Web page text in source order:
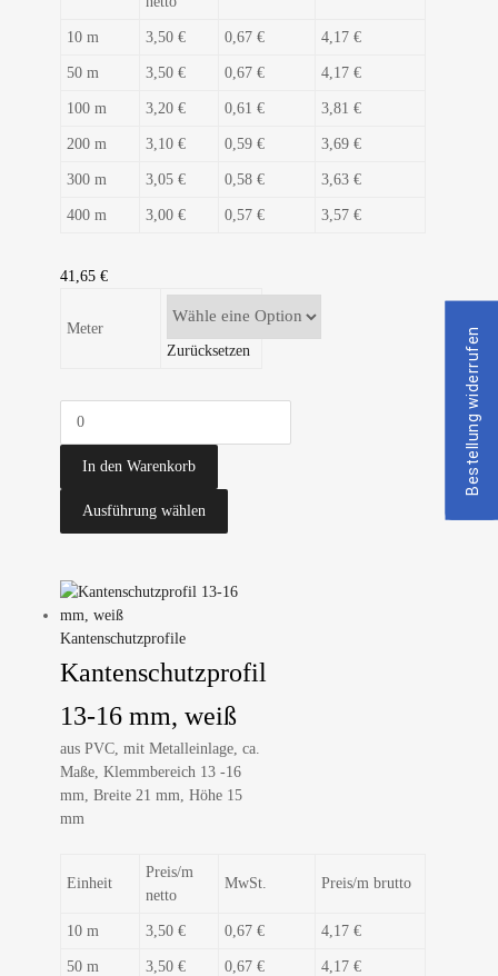
10 m 3,50 € 0,67 € 4,17 €
50 m 3,50 € 0,67 € 4,17 €
100 m 3,20 € 0,61 € 3,81 €
200 m 3,10 € 0,59 € 3,69 €
300 m 3,05 € 0,58 € 3,63 €
400 m 3,00 € 0,57 € 3,57 €
41,65 €
Meter
Zurücksetzen
In den Warenkorb
Ausführung wählen
Kantenschutzprofile
Kantenschutzprofil
13-16 mm, weiß
aus PVC, mit Metalleinlage, ca.
Maße, Klemmbereich 13 -16
mm, Breite 21 mm, Höhe 15
mm
Einheit
Preis/m
netto
MwSt. Preis/m brutto
10 m 3,50 € 0,67 € 4,17 €
50 m 3,50 € 0,67 € 4,17 €
Bestellung widerrufen